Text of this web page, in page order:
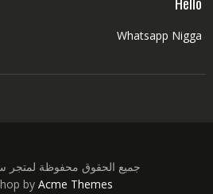
Whatsapp Nigga
جميع الحقوق محفوظة لمتجر
by Acme Themes